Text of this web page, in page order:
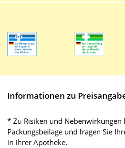
Informationen zu
* Zu Risiken und Nebenwirkungen
Packungsbeilage und fragen Sie
in Ihrer Apotheke.